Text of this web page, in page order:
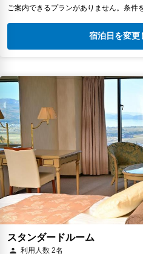
ご案内できるプランがありません。条件
宿泊日を変更
スタンダードルーム
利用人数 2名